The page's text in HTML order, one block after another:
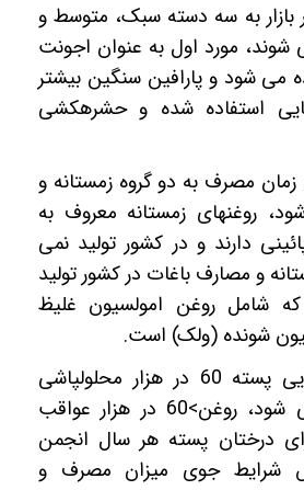
بازار به سه دسته سبک، متوسط و
شوند، مورد اول به عنوان اجونت
می شود و پارافین سنگین بیشتر
استفاده شده و حشره­کشی
مصرف به دو گروه زمستانه و
روغنهای زمستانه معروف به
دارند و در کشور تولید نمی
و مصارف باغات در کشور تولید
شامل روغن امولسیون غلیظ
شونده (ولک) است.
برای تأمین نیاز سرمایی پسته 60 در هزار محلولپاشی
روغن ولک توصیه می شود، روغن>60 در هزار عواقب
درختان پسته هر سال انجمن
شرایط جوی میزان مصرف و